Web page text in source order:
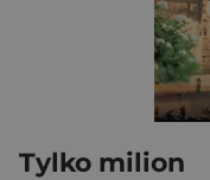
Tylko milion